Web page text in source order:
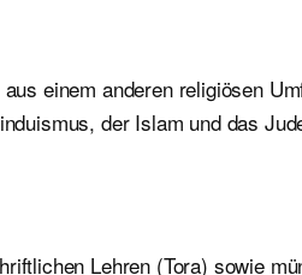
einem anderen religiösen
der Islam und das
Lehren (Tora) sowie